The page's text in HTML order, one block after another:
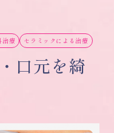
治療 セラミックによる治療
口元を綺